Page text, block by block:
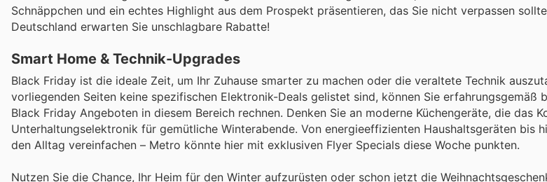
Schnäppchen und ein echtes Highlight aus dem Prospekt präsentieren, das Sie nicht verpassen
Deutschland erwarten Sie unschlagbare Rabatte!
Smart Home & Technik-Upgrades
Black Friday ist die ideale Zeit, um Ihr Zuhause smarter zu machen oder die veraltete Technik
vorliegenden Seiten keine spezifischen Elektronik-Deals gelistet sind, können Sie erfahrungsgemäß
Black Friday Angeboten in diesem Bereich rechnen. Denken Sie an moderne Küchengeräte, die das
Unterhaltungselektronik für gemütliche Winterabende. Von energieeffizienten Haushaltsgeräten bis
den Alltag vereinfachen – Metro könnte hier mit exklusiven Flyer Specials diese Woche punkten.
Nutzen Sie die Chance, Ihr Heim für den Winter aufzurüsten oder schon jetzt die